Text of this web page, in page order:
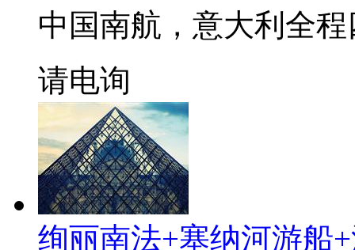
中国南航，意大利全
请电询
绚丽南法+塞纳河游船